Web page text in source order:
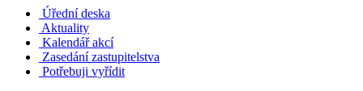
Úřední deska
Aktuality
Kalendář akcí
Zasedání zastupitelstva
Potřebuji vyřídit